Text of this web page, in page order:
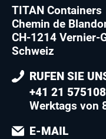
TITAN Containers
Chemin de
CH-1214 Vernier-
Schweiz
RUFEN SIE
+41 21
Werktags von
E-MAIL